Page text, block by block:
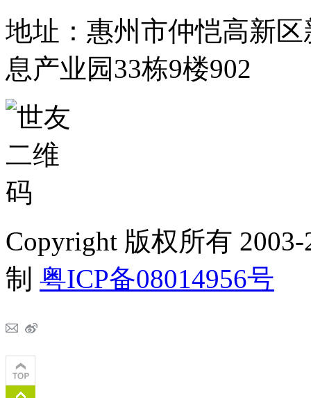
地址：惠州市仲恺高新
息产业园33栋9楼902
Copyright 版权所有
制 粤ICP备08014956号